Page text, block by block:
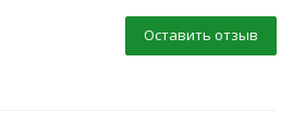
Оставить отзыв